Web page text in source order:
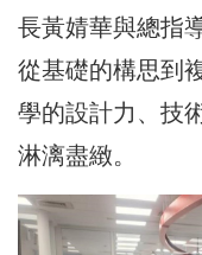
長黃婧華與總指
從基礎的構思到
學的設計力、技
淋漓盡緻。